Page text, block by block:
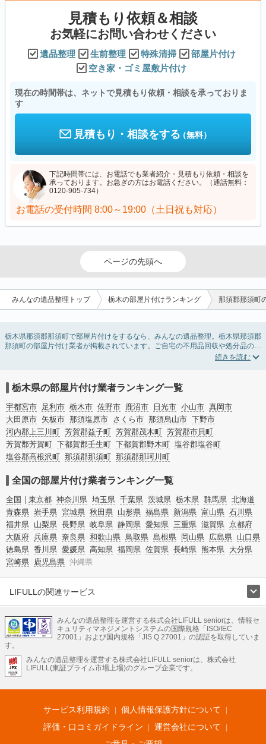
見積もり依頼＆相談
お気軽にお問い合わせください
遺品整理 生前整理 特殊清掃
部屋片付け
空き家・ゴミ屋敷片付け
現在の時間帯は、ネットで見積もり依頼・相談を承っておりま
す
見積もり・相談をする（無料）
下記時間帯には、お電話でも業者紹介・見積もり依頼・相談を
承っております。お急ぎの方はお電話ください。（通話無料：
0120-905-734）
お電話の受付時間 8:00～19:00（土日祝も対応）
ページの先頭へ
みんなの遺品整理トップ 栃木の部屋片付けランキング 那須郡那須町
栃木県那須郡那須町で部屋片付けをするなら、みんなの遺品整理。栃木県那須郡
那須町の部屋片付け業者が掲載されています。ご自宅の不用品回収や処分品の仕
分け、貴重品の捜索などの依頼ができます。栃木県那須郡那須町の部屋片付けの
し検索してみましょう。部屋片付けはいつか着手しようと思っていると、ついつ
い後回しになってしまいますが、不用品だと思っていたものに思わぬ買取額が付
いていることもあります。
ご自分で無理なくできる片付け方法やご実家の片付けノウハウもお届けしていま
すので、ぜひあわせてご覧ください。
栃木県の部屋片付け業者ランキング一覧
宇都宮市 足利市 栃木市 佐野市 鹿沼市 日光市 小山市 真岡市
大田原市 矢板市 那須塩原市 さくら市 那須烏山市 下野市
河内郡上三川町 芳賀郡益子町 芳賀郡茂木町 芳賀郡市貝町
芳賀郡芳賀町 下都賀郡壬生町 下都賀郡野木町 塩谷郡塩谷町
塩谷郡高根沢町 那須郡那須町 那須郡那珂川町
全国の部屋片付け業者ランキング一覧
全国 東京都 神奈川県 埼玉県 千葉県 茨城県 栃木県 群馬県 北海道
青森県 岩手県 宮城県 秋田県 山形県 福島県 新潟県 富山県 石川県
福井県 山梨県 長野県 岐阜県 静岡県 愛知県 三重県 滋賀県 京都府
大阪府 兵庫県 奈良県 和歌山県 鳥取県 島根県 岡山県 広島県 山口県
徳島県 香川県 愛媛県 高知県 福岡県 佐賀県 長崎県 熊本県 大分県
宮崎県 鹿児島県 沖縄県
LIFULLの関連サービス
不動産・住宅
引越し 老人ホーム 地方創生 ママの就労支援
不動産クラウドファンディング 遺品整理 老後の暮らし情報
LIFULL HOME'Sのサービス
不動産・住宅
不動産査定 マンション専門売却査定 不動産投資 アドバイザー
不動産アーカイブ
空き家バンク 家賃相場 不動産会社
まちむすび
不動産用語集 住まいのお役立ち情報
LIFULL HOME'S PRESS
アプリ 不動産データ 不動産転職
みんなの遺品整理を運営する株式会社LIFULL seniorは、情報セ
キュリティマネジメントシステムの国際規格「ISO/IEC
27001」および国内規格「JIS Q 27001」の認証を取得していま
す。
みんなの遺品整理を運営する株式会社LIFULL seniorは、株式会社
LIFULL(東証プライム市場上場)のグループ企業です。
サービス利用規約
個人情報保護方針について
評価・口コミガイドライン
運営会社について